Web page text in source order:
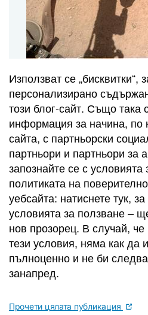
Използват се „бисквитки“,
персонализирано
този блог-сайт. Също така
информация за начина, по
сайта, с партньорски
партньори и партньори за
запознайте се с условията
политиката на
уебсайта: натиснете тук,
условията за ползване –
нов прозорец. В случай, че
тези условия, няма как да
пълноценно и не би
занапред.
Прочети цялата публикация